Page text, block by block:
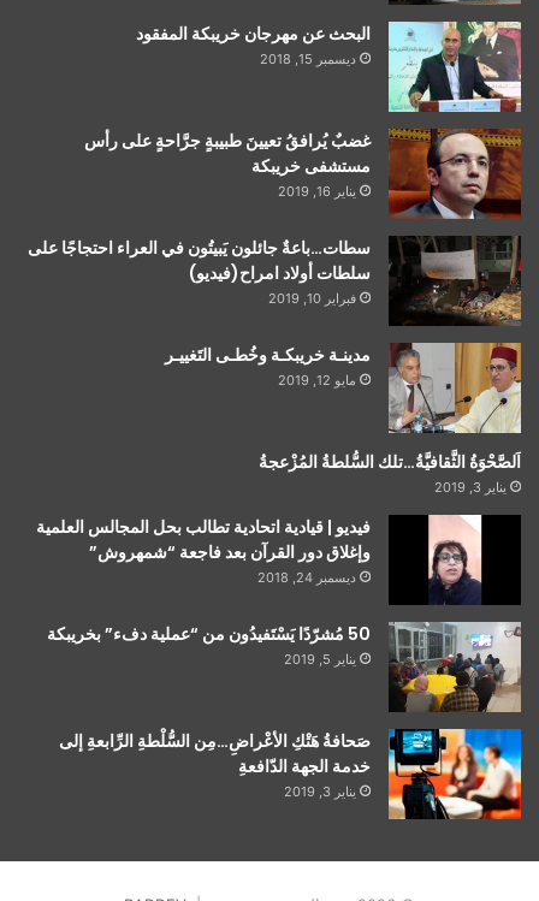
البحث عن مهرجان خريبكة المفقود
ديسمبر 15, 2018
غضبٌ يُرافقُ تعيينَ طبيبةٍ جرَّاحةٍ على رأس
مستشفى خريبكة
يناير 16, 2019
سطات…باعةٌ جائلون يَبيتُون في العراء احتجاجًا على
سلطات أولاد امراح(فيديو)
فبراير 10, 2019
مدينـة خريبكـة وخُطـى التَغييـر
مايو 12, 2019
اَلصَّحْوَةُ الثَّقافيَّةُ…تلك السُّلطةُ المُزْعجةُ
يناير 3, 2019
فيديو | قيادية اتحادية تطالب بحل المجالس العلمية
وإغلاق دور القرآن بعد فاجعة “شمهروش”
ديسمبر 24, 2018
50 مُشرّدًا يَسْتَفيدُون من “عملية دفء” بخريبكة
يناير 5, 2019
صَحافةُ هَتْكِ الأعْراضِ…مِن السُّلْطةِ الرِّابعةِ إلى
خدمة الجهة الدّافعةِ
يناير 3, 2019